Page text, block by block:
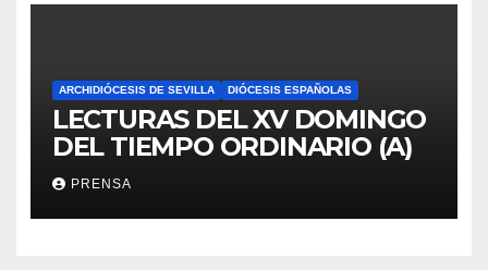
ARCHIDIÓCESIS DE SEVILLA DIÓCESIS ESPAÑOLAS
LECTURAS DEL XV DOMINGO
DEL TIEMPO ORDINARIO (A)
PRENSA